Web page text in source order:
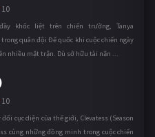
10
khốc liệt trên chiến trường, Tanya
quân đội Đế quốc khi cuộc chiến ngày
nhiều mặt trận. Dù sở hữu tài năn ...
10
cục diện của thế giới, Clevatess (Season
cùng những đồng minh trong cuộc chiến